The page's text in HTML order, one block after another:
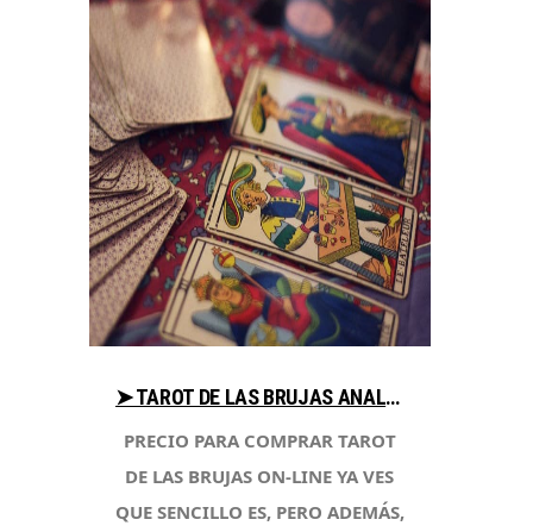
➤ TAROT DE LAS BRUJAS ANALIZA PRECIO PARA COMPRAR EN LIBRERIAESOTERICA.NET
PRECIO PARA COMPRAR TAROT
DE LAS BRUJAS ON-LINE YA VES
QUE SENCILLO ES, PERO ADEMÁS,